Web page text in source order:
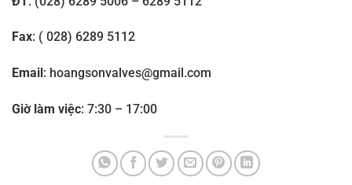
Fax: ( 028) 6289 5112
Email : hoangsonvalves@gmail.com
Giờ làm việc: 7:30 – 17:00